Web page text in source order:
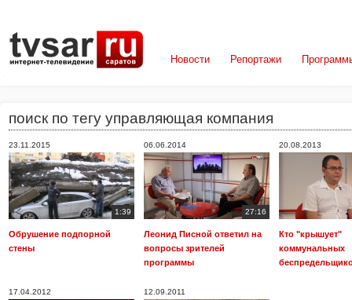
Новости Репортажи
поиск по тегу управляющая компания
23.11.2015
1:39
Обрушение подпорной
стены
06.06.2014
27:16
Леонид Писной ответил на
вопросы зрителей
программы
20.08.2013
Кто "крышует"
коммунальных
17.04.2012 12.09.2011